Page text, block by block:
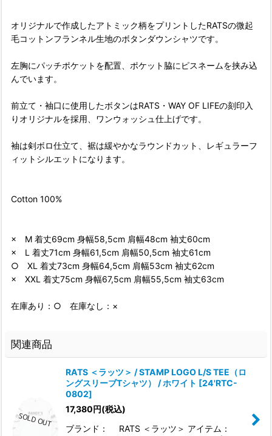
オリジナルで作成したアトミック柄をプリントしたRATSの微起
毛コットンフランネル生地のボタンダウンシャツです。
左胸にパッチポケットを配置、ポケット脇にピスネームを挟み込
んでいます。
前立て・袖口に使用したボタンはRATS・WAY OF LIFEの刻印入
りオリジナルを採用、ワンウォッシュ仕上げです。
袖は剣ボロ仕立て、裾は緩やかなラウンドカット、レギュラーフ
ィットシルエットになります。
Cotton 100%
× M 着丈69cm 身幅58,5cm 肩幅48cm 袖丈60cm
× L 着丈71cm 身幅61,5cm 肩幅50,5cm 袖丈61cm
○ XL 着丈73cm 身幅64,5cm 肩幅53cm 袖丈62cm
× XXL 着丈75cm 身幅67,5cm 肩幅55,5cm 袖丈63cm
在庫あり：○ 在庫なし：×
関連商品
RATS ＜ラッツ＞ / STAMP LOGO L/S TEE（ロ
ングスリーブTシャツ） / ホワイト [24'RTC-
0802]
17,380円(税込)
ブランド： RATS ＜ラッツ＞ アイテム：